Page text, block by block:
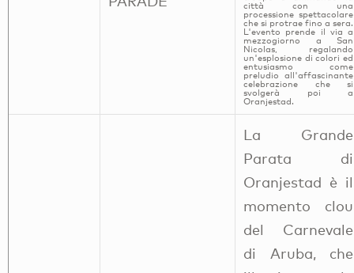
città con una
processione spettacolare
che si protrae fino a sera.
L'evento prende il via a
mezzogiorno a San
Nicolas, regalando
un'esplosione di colori ed
entusiasmo come
preludio all'affascinante
celebrazione che si
svolgerà poi a
Oranjestad.
La Grande
Parata di
Oranjestad è il
momento clou
del Carnevale
di Aruba, che